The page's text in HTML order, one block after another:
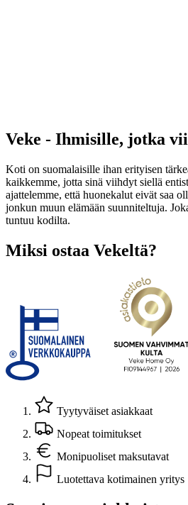
Veke - Ihmisille, jotka
Koti on suomalaisille ihan erityisen
kaikkemme, jotta sinä viihdyt siellä
ajattelemme, että huonekalut eivät saa
jonkun muun elämään suunniteltuja.
tuntuu kodilta.
Miksi ostaa Vekeltä?
Tyytyväiset asiakkaat
Nopeat toimitukset
Monipuoliset maksutavat
Luotettava kotimainen yritys